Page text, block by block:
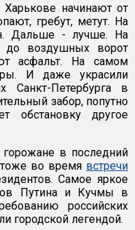
начинают от
гребут, метут. На
Дальше - лучше. На
до воздушных ворот
асфальт. На самом
И даже украсили
Петербурга в
забор, попутно
обстановку другое
в последний
во время встречи
Самое яркое
Путина и Кучмы в
российских
городской легендой.